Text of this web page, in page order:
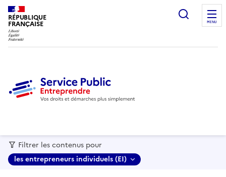
RÉPUBLIQUE
FRANÇAISE MENU
Filtrer les contenus pour
les entrepreneurs individuels (EI)